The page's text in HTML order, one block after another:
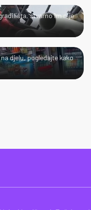
stvarno im nije
djelu, pogledajte kako